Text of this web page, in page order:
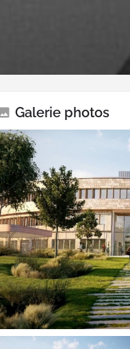
Galerie photos